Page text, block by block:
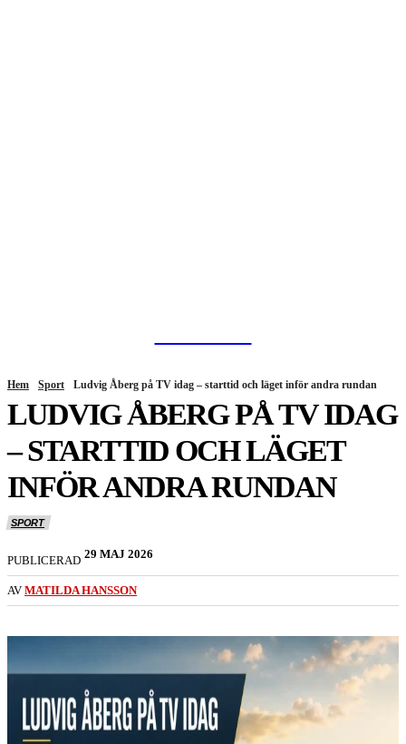
Hem Sport Ludvig Åberg på TV idag – starttid och läget inför andra rundan
LUDVIG ÅBERG PÅ TV IDAG
– STARTTID OCH LÄGET
INFÖR ANDRA RUNDAN
SPORT
PUBLICERAD 29 MAJ 2026
AV MATILDA HANSSON